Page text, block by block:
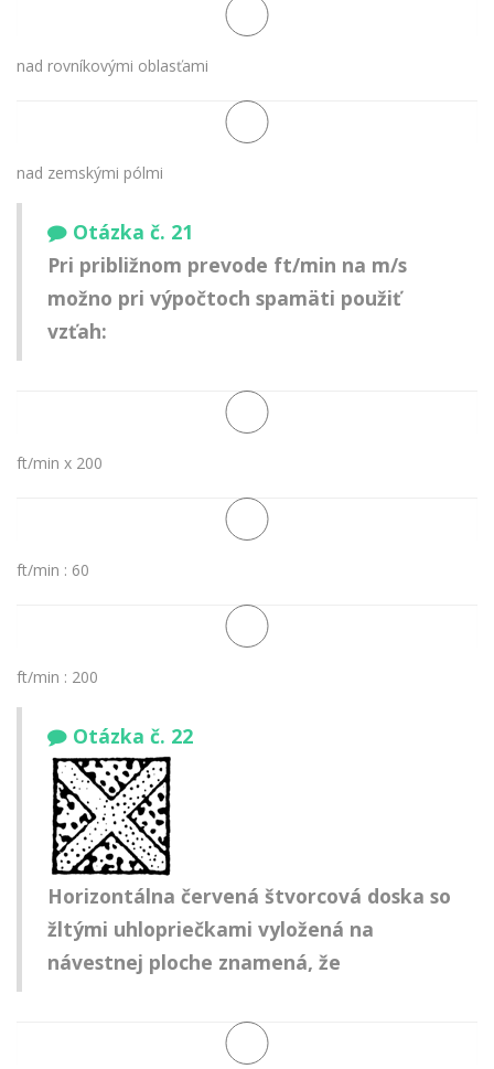
nad rovníkovými oblasťami
nad zemskými pólmi
Otázka č. 21
Pri približnom prevode ft/min na m/s
možno pri výpočtoch spamäti použiť
vzťah:
ft/min x 200
ft/min : 60
ft/min : 200
Otázka č. 22
Horizontálna červená štvorcová doska so
žltými uhlopriečkami vyložená na
návestnej ploche znamená, že